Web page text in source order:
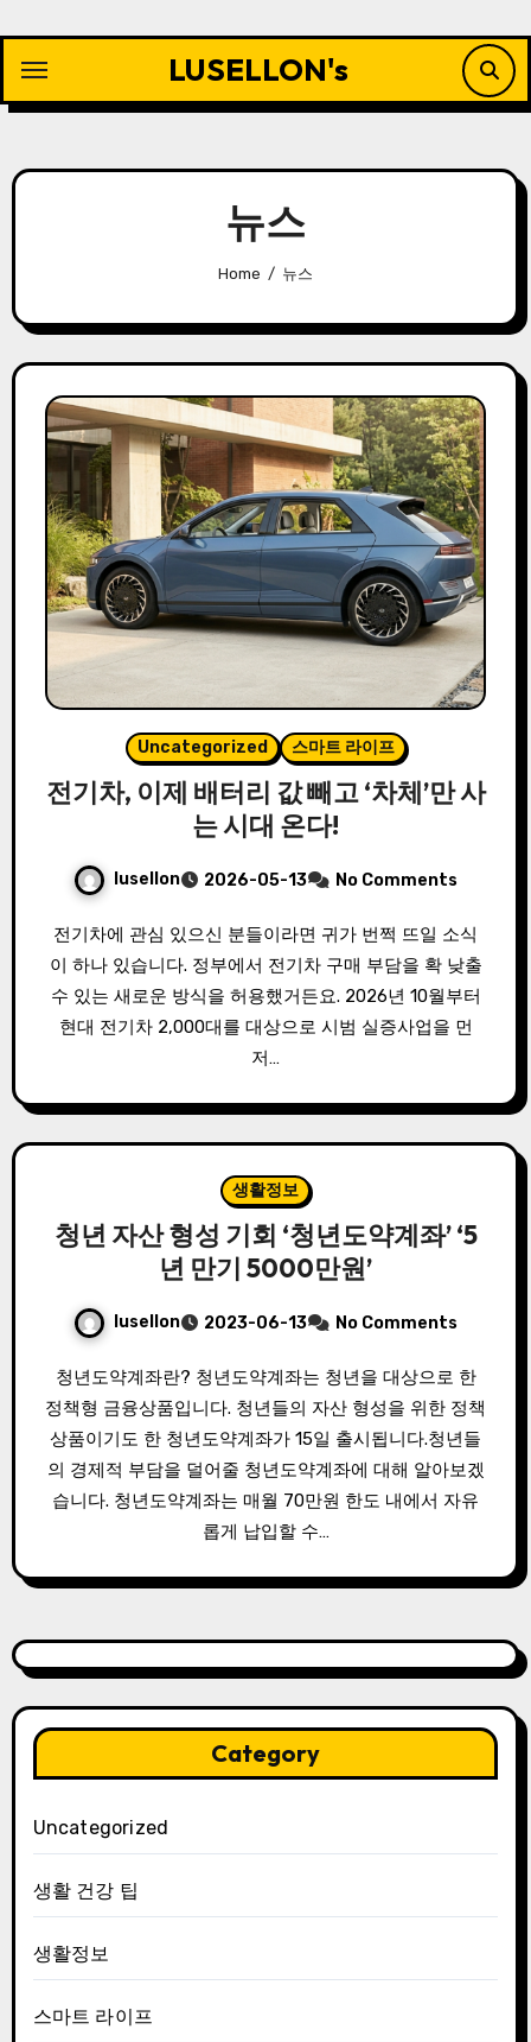
content
LUSELLON's
뉴스
Home 뉴스
Uncategorized 스마트 라이프
전기차, 이제 배터리 값 빼고 ‘차체’만 사
는 시대 온다!
lusellon 2026-05-13 No Comments
전기차에 관심 있으신 분들이라면 귀가 번쩍 뜨일 소식
이 하나 있습니다. 정부에서 전기차 구매 부담을 확 낮출
수 있는 새로운 방식을 허용했거든요. 2026년 10월부터
현대 전기차 2,000대를 대상으로 시범 실증사업을 먼
저…
생활정보
청년 자산 형성 기회 ‘청년도약계좌’ ‘5
년 만기 5000만원’
lusellon 2023-06-13 No Comments
청년도약계좌란? 청년도약계좌는 청년을 대상으로 한
정책형 금융상품입니다. 청년들의 자산 형성을 위한 정책
상품이기도 한 청년도약계좌가 15일 출시됩니다.청년들
의 경제적 부담을 덜어줄 청년도약계좌에 대해 알아보겠
습니다. 청년도약계좌는 매월 70만원 한도 내에서 자유
롭게 납입할 수…
Category
Uncategorized
생활 건강 팁
생활정보
스마트 라이프